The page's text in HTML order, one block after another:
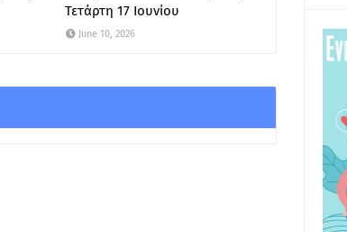
Τετάρτη 17 Ιουνίου
June 10, 2026